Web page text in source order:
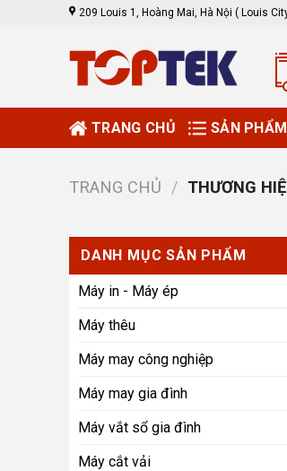
209 Louis 1, Hoàng Mai, Hà Nội ( Louis
TRANG CHỦ SẢN PHẨM
TRANG CHỦ / THƯƠNG
DANH MỤC SẢN PHẨM
Máy in - Máy ép
Máy thêu
Máy may công nghiệp
Máy may gia đình
Máy vắt sổ gia đình
Máy cắt vải